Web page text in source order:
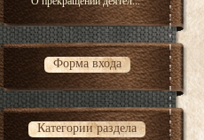
Форма входа
Категории раздела